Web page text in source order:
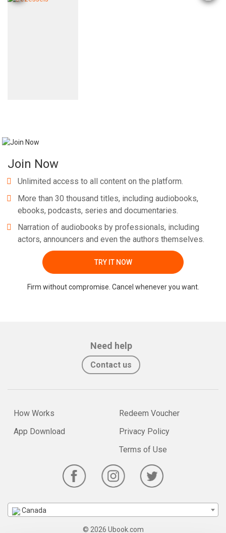
Join Now
Unlimited access to all content on the platform.
More than 30 thousand titles, including audiobooks,
ebooks, podcasts, series and documentaries.
Narration of audiobooks by professionals, including
actors, announcers and even the authors themselves.
TRY IT NOW
Firm without compromise. Cancel whenever you want.
Need help
Contact us
How Works
App Download
Redeem Voucher
Privacy Policy
Terms of Use
Canada
© 2026 Ubook.com